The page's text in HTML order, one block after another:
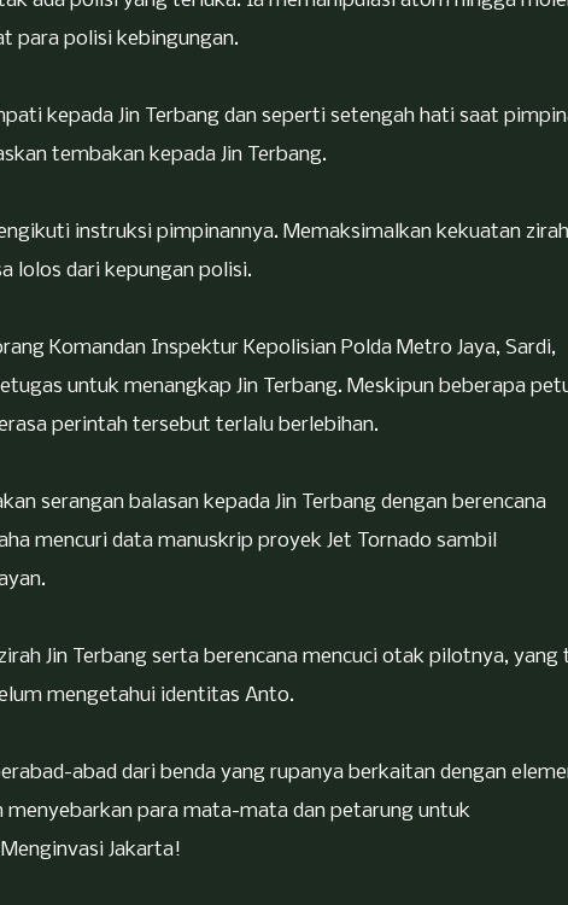
para polisi kebingungan.
kepada Jin Terbang dan seperti setengah hati saat
tembakan kepada Jin Terbang.
instruksi pimpinannya. Memaksimalkan kekuatan zirah
lolos dari kepungan polisi.
Komandan Inspektur Kepolisian Polda Metro Jaya, Sardi,
untuk menangkap Jin Terbang. Meskipun beberapa
perintah tersebut terlalu berlebihan.
serangan balasan kepada Jin Terbang dengan berencana
mencuri data manuskrip proyek Jet Tornado sambil
Jin Terbang serta berencana mencuci otak pilotnya, yang
mengetahui identitas Anto.
abad dari benda yang rupanya berkaitan dengan
menyebarkan para mata-mata dan petarung untuk
Jakarta!